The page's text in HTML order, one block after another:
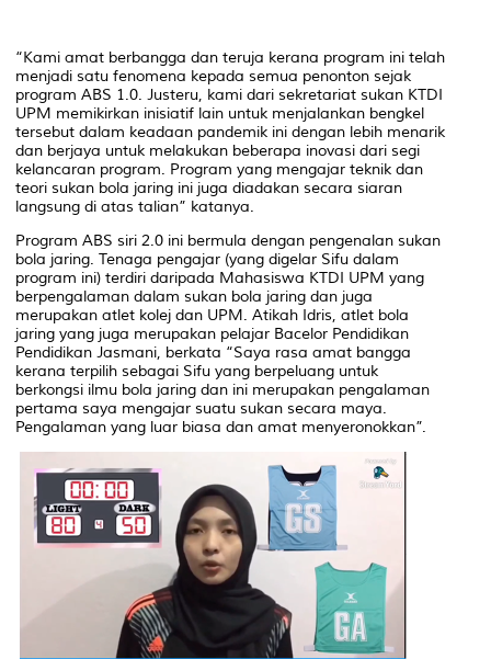
“Kami amat berbangga dan teruja kerana program ini telah
menjadi satu fenomena kepada semua penonton sejak
program ABS 1.0. Justeru, kami dari sekretariat sukan KTDI
UPM memikirkan inisiatif lain untuk menjalankan bengkel
tersebut dalam keadaan pandemik ini dengan lebih menarik
dan berjaya untuk melakukan beberapa inovasi dari segi
kelancaran program. Program yang mengajar teknik dan
teori sukan bola jaring ini juga diadakan secara siaran
langsung di atas talian” katanya.
Program ABS siri 2.0 ini bermula dengan pengenalan sukan
bola jaring. Tenaga pengajar (yang digelar Sifu dalam
program ini) terdiri daripada Mahasiswa KTDI UPM yang
berpengalaman dalam sukan bola jaring dan juga
merupakan atlet kolej dan UPM. Atikah Idris, atlet bola
jaring yang juga merupakan pelajar Bacelor Pendidikan
Pendidikan Jasmani, berkata “Saya rasa amat bangga
kerana terpilih sebagai Sifu yang berpeluang untuk
berkongsi ilmu bola jaring dan ini merupakan pengalaman
pertama saya mengajar suatu sukan secara maya.
Pengalaman yang luar biasa dan amat menyeronokkan”.